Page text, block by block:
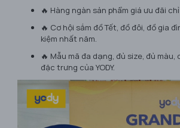
🔥 Hàng ngàn sản phẩm giá ưu đãi
🔥 Cơ hội sắm đồ Tết, đồ đôi, đồ gia
kiệm nhất năm.
🔥 Mẫu mã đa dạng, đủ size, đủ
đặc trưng của YODY.